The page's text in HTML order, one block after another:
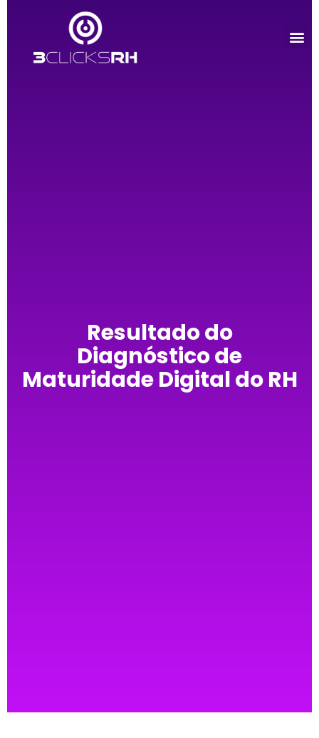
Resultado do
Diagnóstico de
Maturidade Digital do RH